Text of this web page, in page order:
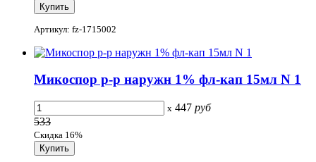
Артикул: fz-1715002
Микоспор р-р наружн 1% фл-кап 15мл N 1
x 447 руб
533
Скидка 16%